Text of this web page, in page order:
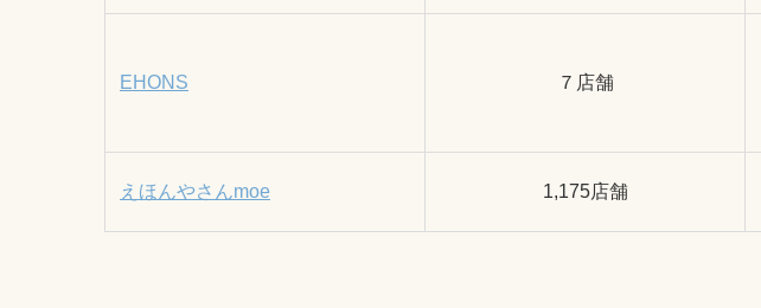
EHONS ７店舗
えほんやさんmoe 1,175店舗